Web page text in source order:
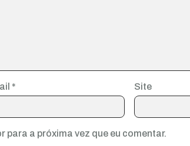
* Site
a próxima vez que eu comentar.